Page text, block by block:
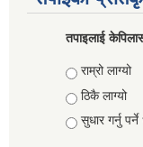
तपाइलाई
Choices
राम्रो लाग्यो
ठिकै लाग्यो
सुधार गर्नु